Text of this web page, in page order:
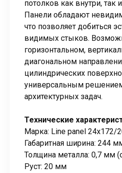
потолков как внутри, так
Панели обладают
что позволяет добиться
видимых стыков.
горизонтальном,
диагональном
цилиндрических
универсальным
архитектурных задач.
Технические
Марка: Line panel 24х172/
Габаритная ширина: 244
Толщина металла: 0,7 мм
Руст: 20 мм